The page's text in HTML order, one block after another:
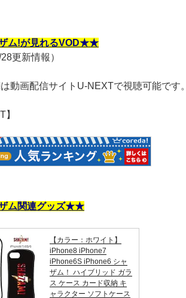
ム!が見れるVOD★★
更新情報）
動画配信サイトU-NEXTで視聴可能です。
】
ム関連グッズ★★
【カラー：ホワイト】
iPhone8 iPhone7
iPhone6S iPhone6 シャ
ザム！ ハイブリッド ガラ
ス ケース カード収納 キ
ャラクター ソフトケース